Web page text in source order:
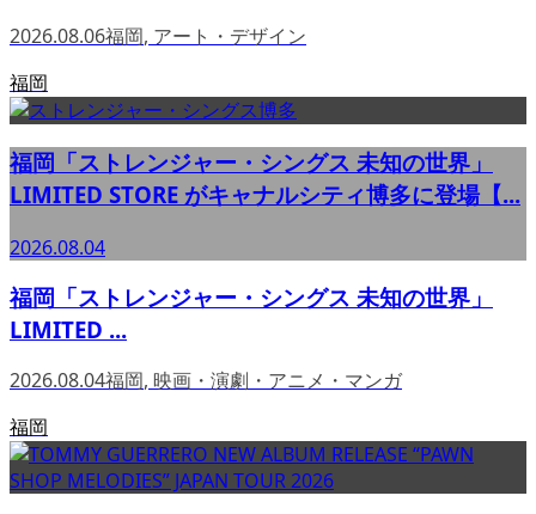
2026.08.06福岡, アート・デザイン
福岡
福岡「ストレンジャー・シングス 未知の世界」
LIMITED STORE がキャナルシティ博多に登場【...
2026.08.04
福岡「ストレンジャー・シングス 未知の世界」
LIMITED ...
2026.08.04福岡, 映画・演劇・アニメ・マンガ
福岡